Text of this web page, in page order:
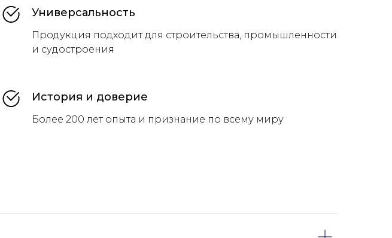
Универсальность
Продукция подходит для строительства, промышленности
и судостроения
История и доверие
Более 200 лет опыта и признание по всему миру